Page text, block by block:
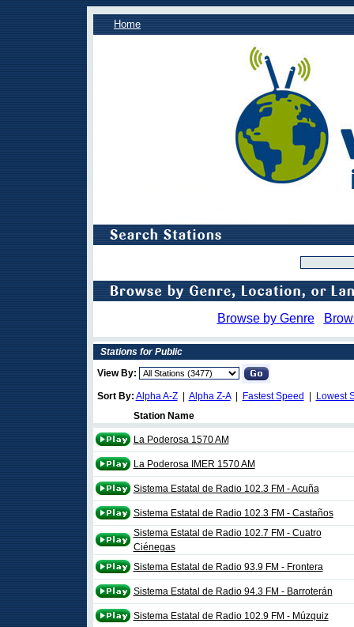
Home
Browse by Genre
Stations for Public
View By:
Sort By: Alpha A-Z| Alpha Z-A| Fastest Speed
Lowest
Station Name
La Poderosa 1570 AM
La Poderosa IMER 1570 AM
Sistema Estatal de Radio 102.3 FM - Acuña
Sistema Estatal de Radio 102.3 FM - Castaños
Sistema Estatal de Radio 102.7 FM - Cuatro
Ciénegas
Sistema Estatal de Radio 93.9 FM - Frontera
Sistema Estatal de Radio 94.3 FM - Barroterán
Sistema Estatal de Radio 102.9 FM - Múzquiz